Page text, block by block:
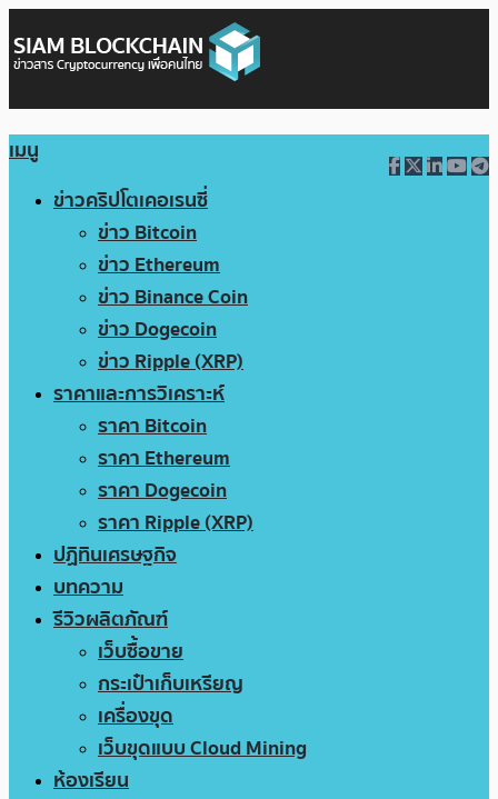
เมนู
ข่าวคริปโตเคอเรนซี่
ข่าว Bitcoin
ข่าว Ethereum
ข่าว Binance Coin
ข่าว Dogecoin
ข่าว Ripple (XRP)
ราคาและการวิเคราะห์
ราคา Bitcoin
ราคา Ethereum
ราคา Dogecoin
ราคา Ripple (XRP)
ปฏิทินเศรษฐกิจ
บทความ
รีวิวผลิตภัณฑ์
เว็บซื้อขาย
กระเป๋าเก็บเหรียญ
เครื่องขุด
เว็บขุดแบบ Cloud Mining
ห้องเรียน